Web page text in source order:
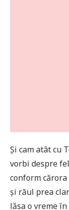
Și cam atât cu
vorbi despre
conform
și răul prea
lăsa o vreme